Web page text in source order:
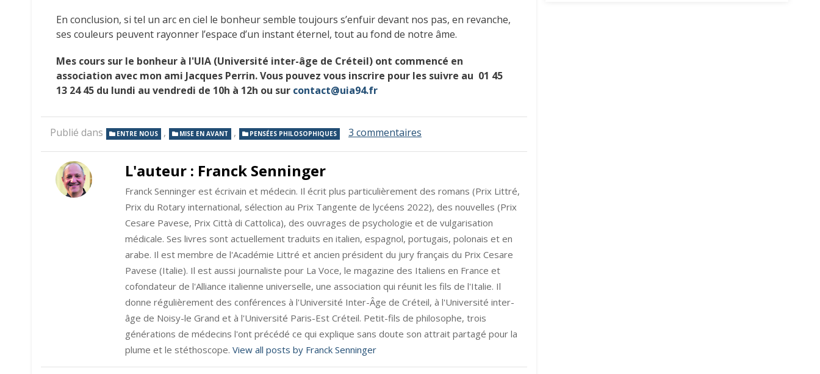
En conclusion, si tel un arc en ciel le bonheur semble toujours s’enfuir devant nos pas, en revanche,
ses couleurs peuvent rayonner l’espace d’un instant éternel, tout au fond de notre âme.
Mes cours sur le bonheur à l'UIA (Université inter-âge de Créteil) ont commencé en
association avec mon ami Jacques Perrin. Vous pouvez vous inscrire pour les suivre au 01 45
13 24 45 du lundi au vendredi de 10h à 12h ou sur contact@uia94.fr
Publié dans ENTRE NOUS , MISE EN AVANT , PENSÉES PHILOSOPHIQUES 3 commentaires
bonheur
et
pourtant
si
loin
!
L'auteur : Franck Senninger
Franck Senninger est écrivain et médecin. Il écrit plus particulièrement des romans (Prix Littré,
Prix du Rotary international, sélection au Prix Tangente de lycéens 2022), des nouvelles (Prix
Cesare Pavese, Prix Città di Cattolica), des ouvrages de psychologie et de vulgarisation
médicale. Ses livres sont actuellement traduits en italien, espagnol, portugais, polonais et en
arabe. Il est membre de l'Académie Littré et ancien président du jury français du Prix Cesare
Pavese (Italie). Il est aussi journaliste pour La Voce, le magazine des Italiens en France et
cofondateur de l'Alliance italienne universelle, une association qui réunit les fils de l'Italie. Il
donne régulièrement des conférences à l'Université Inter-Âge de Créteil, à l'Université inter-
âge de Noisy-le Grand et à l'Université Paris-Est Créteil. Petit-fils de philosophe, trois
générations de médecins l'ont précédé ce qui explique sans doute son attrait partagé pour la
plume et le stéthoscope. View all posts by Franck Senninger